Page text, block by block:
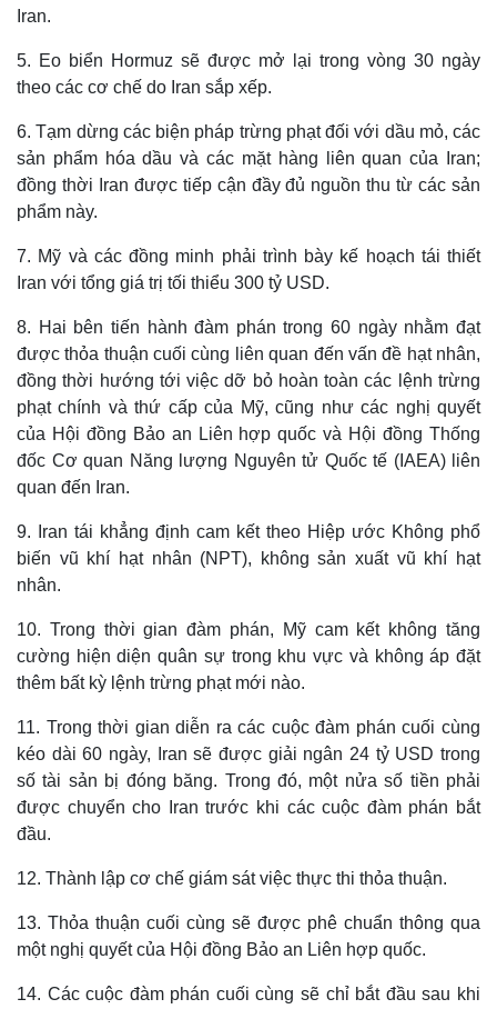
Thế giới
Quan sát
Hồ sơ
Multimedia
E-Magazine
Infographic
Iran.
5. Eo biển Hormuz sẽ được mở lại trong vòng 30 ngày
theo các cơ chế do Iran sắp xếp.
6. Tạm dừng các biện pháp trừng phạt đối với dầu mỏ, các
sản phẩm hóa dầu và các mặt hàng liên quan của Iran;
đồng thời Iran được tiếp cận đầy đủ nguồn thu từ các sản
phẩm này.
7. Mỹ và các đồng minh phải trình bày kế hoạch tái thiết
Iran với tổng giá trị tối thiểu 300 tỷ USD.
8. Hai bên tiến hành đàm phán trong 60 ngày nhằm đạt
được thỏa thuận cuối cùng liên quan đến vấn đề hạt nhân,
đồng thời hướng tới việc dỡ bỏ hoàn toàn các lệnh trừng
phạt chính và thứ cấp của Mỹ, cũng như các nghị quyết
của Hội đồng Bảo an Liên hợp quốc và Hội đồng Thống
đốc Cơ quan Năng lượng Nguyên tử Quốc tế (IAEA) liên
quan đến Iran.
9. Iran tái khẳng định cam kết theo Hiệp ước Không phổ
biến vũ khí hạt nhân (NPT), không sản xuất vũ khí hạt
nhân.
10. Trong thời gian đàm phán, Mỹ cam kết không tăng
cường hiện diện quân sự trong khu vực và không áp đặt
thêm bất kỳ lệnh trừng phạt mới nào.
11. Trong thời gian diễn ra các cuộc đàm phán cuối cùng
kéo dài 60 ngày, Iran sẽ được giải ngân 24 tỷ USD trong
số tài sản bị đóng băng. Trong đó, một nửa số tiền phải
được chuyển cho Iran trước khi các cuộc đàm phán bắt
đầu.
12. Thành lập cơ chế giám sát việc thực thi thỏa thuận.
13. Thỏa thuận cuối cùng sẽ được phê chuẩn thông qua
một nghị quyết của Hội đồng Bảo an Liên hợp quốc.
14. Các cuộc đàm phán cuối cùng sẽ chỉ bắt đầu sau khi